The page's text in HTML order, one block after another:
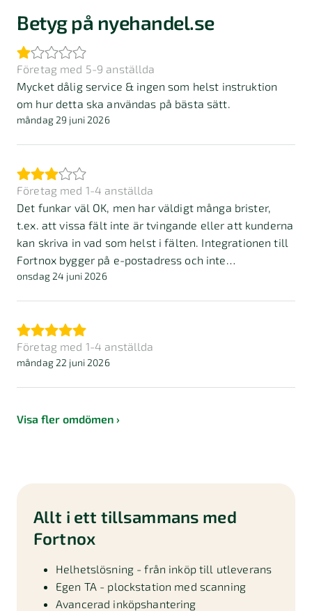
Betyg på nyehandel.se
Företag med 5-9 anställda
Mycket dålig service & ingen som helst instruktion
om hur detta ska användas på bästa sätt.
måndag 29 juni 2026
Företag med 1-4 anställda
Det funkar väl OK, men har väldigt många brister,
t.ex. att vissa fält inte är tvingande eller att kunderna
kan skriva in vad som helst i fälten. Integrationen till
Fortnox bygger på e-postadress och inte
organisationsnummer, vilket är helt galet. Det leder
Möjligheten att slå samman kunder finns inte i
Nyehandel. Inte bra.
onsdag 24 juni 2026
Företag med 1-4 anställda
måndag 22 juni 2026
Visa fler omdömen
Allt i ett tillsammans med
Fortnox
Helhetslösning - från inköp till utleverans
Egen TA - plockstation med scanning
Avancerad inköpshantering